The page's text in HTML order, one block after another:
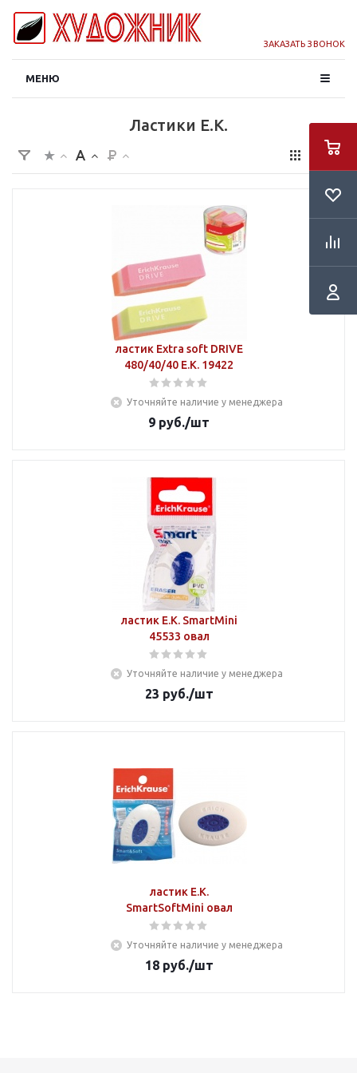
ЗАКАЗАТЬ ЗВОНОК
МЕНЮ
Ластики E.K.
ластик Extra soft DRIVE
480/40/40 E.K. 19422
Уточняйте наличие у менеджера
9 руб./шт
ластик E.K. SmartMini
45533 овал
Уточняйте наличие у менеджера
23 руб./шт
ластик E.K.
SmartSoftMini овал
Уточняйте наличие у менеджера
18руб./шт